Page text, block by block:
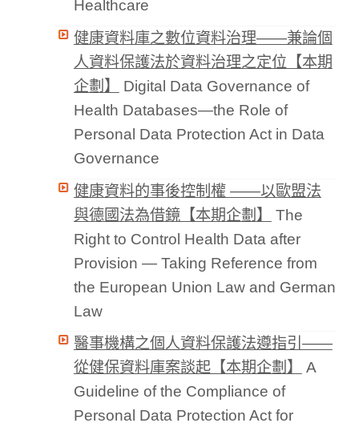
Healthcare
健康資料庫之數位資料治理——兼論個
人資料保護法於資料治理之定位【本期
企劃】
Digital Data Governance of
Health Databases—the Role of
Personal Data Protection Act in Data
Governance
健康資料的事後控制權 ——以歐盟法
與德國法為借鏡【本期企劃】
The
Right to Control Health Data after
Provision — Taking Reference from
the European Union Law and German
Law
醫事機構之個人資料保護法遵指引——
從健保資料庫案談起【本期企劃】
A
Guideline of the Compliance of
Personal Data Protection Act for